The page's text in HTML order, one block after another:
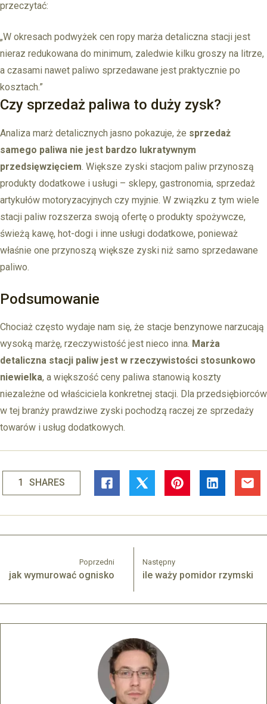
przeczytać:
„W okresach podwyżek cen ropy marża detaliczna stacji jest
nieraz redukowana do minimum, zaledwie kilku groszy na litrze,
a czasami nawet paliwo sprzedawane jest praktycznie po
kosztach.”
Czy sprzedaż paliwa to duży zysk?
Analiza marż detalicznych jasno pokazuje, że sprzedaż
samego paliwa nie jest bardzo lukratywnym
przedsięwzięciem. Większe zyski stacjom paliw przynoszą
produkty dodatkowe i usługi – sklepy, gastronomia, sprzedaż
artykułów motoryzacyjnych czy myjnie. W związku z tym wiele
stacji paliw rozszerza swoją ofertę o produkty spożywcze,
świeżą kawę, hot-dogi i inne usługi dodatkowe, ponieważ
właśnie one przynoszą większe zyski niż samo sprzedawane
paliwo.
Podsumowanie
Chociaż często wydaje nam się, że stacje benzynowe narzucają
wysoką marżę, rzeczywistość jest nieco inna. Marża
detaliczna stacji paliw jest w rzeczywistości stosunkowo
niewielka, a większość ceny paliwa stanowią koszty
niezależne od właściciela konkretnej stacji. Dla przedsiębiorców
w tej branży prawdziwe zyski pochodzą raczej ze sprzedaży
towarów i usług dodatkowych.
1 SHARES
Poprzedni
jak wymurować ognisko
Następny
ile waży pomidor rzymski